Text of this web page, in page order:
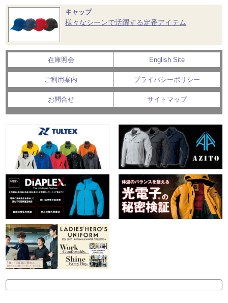
キャップ
様々なシーンで活躍する定番アイテム
在庫照会 English Site
ご利用案内 プライバシーポリシー
お問合せ サイトマップ